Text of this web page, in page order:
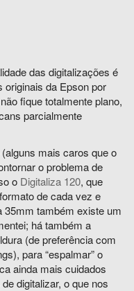
das digitalizações é
originais da Epson por
fique totalmente plano,
parcialmente
mais caros que o
o problema de
o Digitaliza 120, que
de cada vez e
35mm também existe um
há também a
(de preferência com
para “espalmar” o
ainda mais cuidados
digitalizar, o que nos